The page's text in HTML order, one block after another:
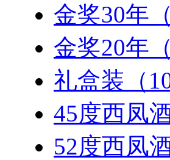
金奖30年
金奖20年
礼盒装（
45度西凤
52度西凤